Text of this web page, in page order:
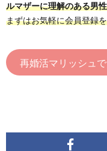
ルマザーに理解のある男
まずはお気軽に会員登録
再婚活マリッシュ